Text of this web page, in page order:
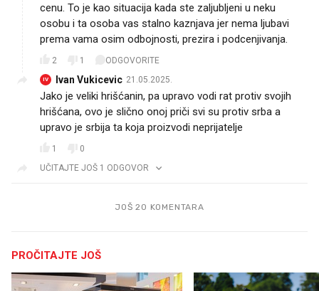
cenu. To je kao situacija kada ste zaljubljeni u neku
osobu i ta osoba vas stalno kaznjava jer nema ljubavi
prema vama osim odbojnosti, prezira i podcenjivanja.
2 1 ODGOVORITE
IV Ivan Vukicevic 21.05.2025.
Jako je veliki hrišćanin, pa upravo vodi rat protiv svojih
hrišćana, ovo je slično onoj priči svi su protiv srba a
upravo je srbija ta koja proizvodi neprijatelje
1
0
UČITAJTE JOŠ 1 ODGOVOR
JOŠ 20 KOMENTARA
PROČITAJTE JOŠ